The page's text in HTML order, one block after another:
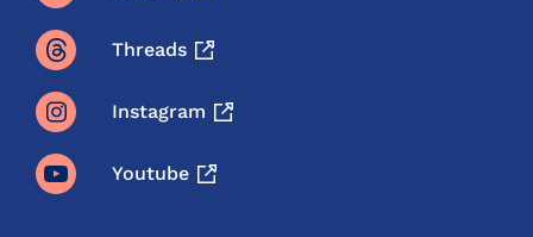
Threads
Instagram
Youtube